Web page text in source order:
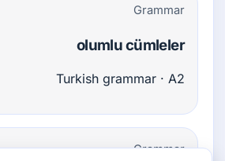
Grammar
olumlu cümleler
Turkish grammar · A2
Grammar